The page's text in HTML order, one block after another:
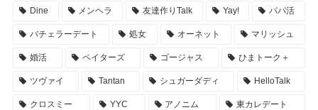
Dine メンヘラ 友達作りTalk Yay! パパ活
バチェラーデート 処女 オーネット マリッシュ
婚活 ペイターズ ゴージャス ひまトーク＋
ツヴァイ Tantan シュガーダディ HelloTalk
クロスミー YYC アノニム 東カレデート